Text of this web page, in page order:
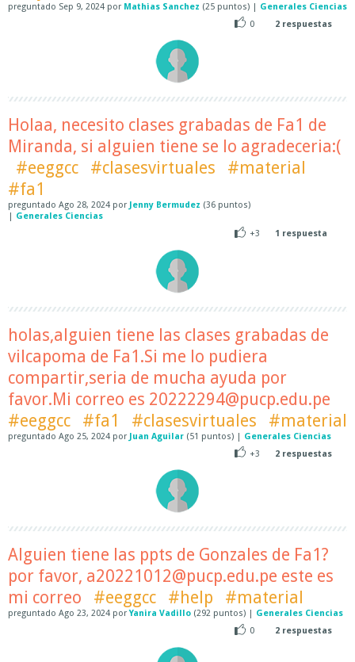
preguntado Sep 9, 2024 por Mathias Sanchez (25 puntos) | Generales Ciencias
0
2 respuestas
Holaa, necesito clases grabadas de Fa1 de
Miranda, si alguien tiene se lo agradeceria:(
#eeggcc
#clasesvirtuales
#material
#fa1
preguntado Ago 28, 2024 por Jenny Bermudez (36 puntos)
| Generales Ciencias
+3
1 respuesta
holas,alguien tiene las clases grabadas de
vilcapoma de Fa1.Si me lo pudiera
compartir,seria de mucha ayuda por
favor.Mi correo es 20222294@pucp.edu.pe
#eeggcc
#fa1 #clasesvirtuales #material
preguntado Ago 25, 2024 por Juan Aguilar (51 puntos) | Generales Ciencias
+3
2 respuestas
Alguien tiene las ppts de Gonzales de Fa1?
por favor, a20221012@pucp.edu.pe este es
mi correo
#eeggcc #help #material
preguntado Ago 23, 2024 porYanira Vadillo (292 puntos) | Generales Ciencias
0
2 respuestas